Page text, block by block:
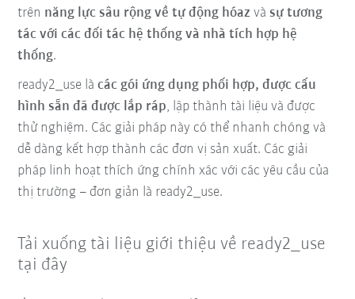
trên năng lực sâu rộng về tự động hóaz vàsự tương
tác với các đối tác hệ thống và nhà tích hợp hệ
thống.
ready2_use làcác gói ứng dụng phối hợp, được cấu
hình sẵn đã được lắp ráp, lập thành tài liệu và được
thử nghiệm. Các giải pháp này có thể nhanh chóng và
dễ dàng kết hợp thành các đơn vị sản xuất. Các giải
pháp linh hoạt thích ứng chính xác với các yêu cầu của
thị trường – đơn giản là ready2_use.
Tải xuống tài liệu giới thiệu về ready2_use
tại đây